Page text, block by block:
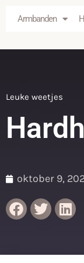
Armbanden
Leuke weetjes
oktober 9,